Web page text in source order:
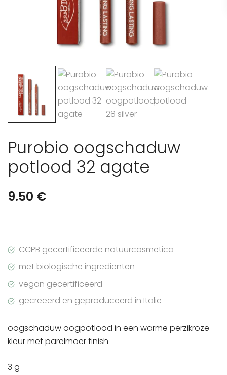
Purobio oogschaduw
potlood 32 agate
9.50 €
CCPB gecertificeerde natuurcosmetica
met biologische ingrediënten
vegan gecertificeerd
gecreëerd en geproduceerd in Italië
oogschaduw oogpotlood in een warme perzikroze
kleur met parelmoer finish
3 g